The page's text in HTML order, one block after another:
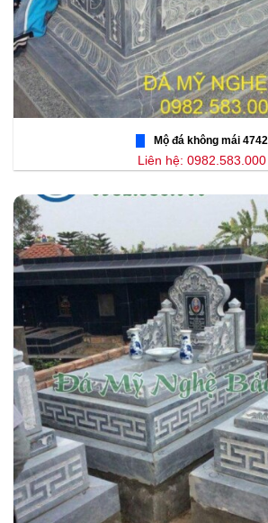
Mộ đá không mái 4742
Liên hệ: 0982.583.000